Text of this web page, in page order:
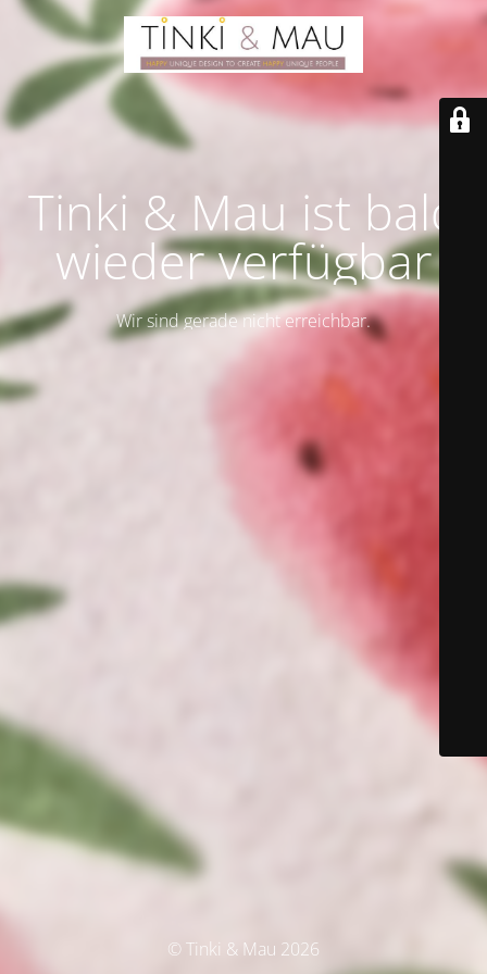
Tinki & Mau ist bald
wieder verfügbar
Wir sind gerade nicht erreichbar.
© Tinki & Mau 2026